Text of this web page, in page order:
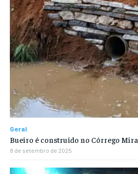
Geral
Bueiro é construído no Córrego
8 de setembro de 2025